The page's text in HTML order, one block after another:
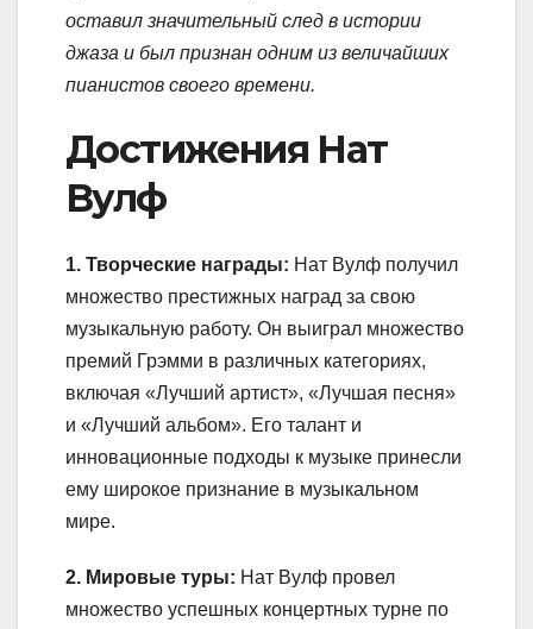
оставил значительный след в истории
джаза и был признан одним из величайших
пианистов своего времени.
Достижения Нат
Вулф
1. Творческие награды: Нат Вулф получил
множество престижных наград за свою
музыкальную работу. Он выиграл множество
премий Грэмми в различных категориях,
включая «Лучший артист», «Лучшая песня»
и «Лучший альбом». Его талант и
инновационные подходы к музыке принесли
ему широкое признание в музыкальном
мире.
2. Мировые туры: Нат Вулф провел
множество успешных концертных турне по